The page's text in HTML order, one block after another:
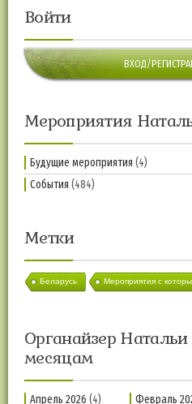
Войти
ВХОД/
Мероприятия
Будущие мероприятия (4)
События (484)
Метки
Беларусь Мероприятия с
Органайзер Натальи
месяцам
Апрель 2026 (4) Февраль